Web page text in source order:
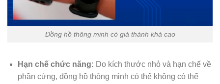
Đồng hồ thông minh có giá thành khá cao
Hạn chế chức năng: Do kích thước nhỏ và hạn chế về
phần cứng, đồng hồ thông minh có thể không có thể